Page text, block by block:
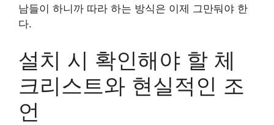
남들이 하니까 따라 하는 방식은 이제 그만둬야 한
다.
설치 시 확인해야 할 체
크리스트와 현실적인 조
언